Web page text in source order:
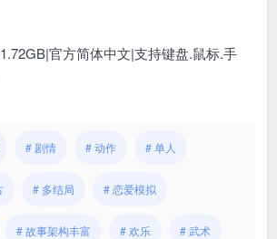
官方简体中文|支持键盘.鼠标.手
# 剧情 # 动作 # 单人
# 多结局 # 恋爱模拟
# 故事架构丰富 # 欢乐 # 武术